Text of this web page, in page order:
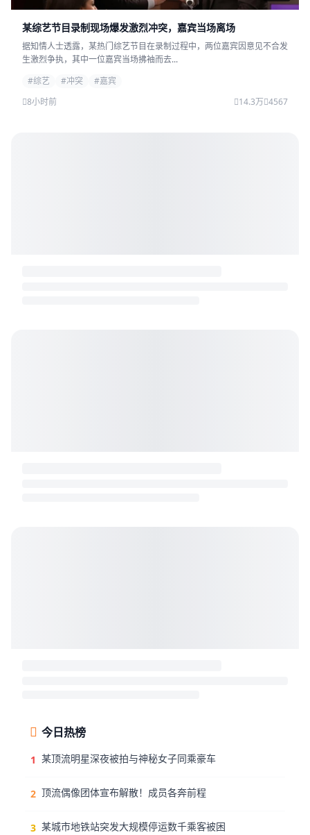
某综艺节目录制现场爆发激烈冲突，嘉宾当场离场
据知情人士透露，某热门综艺节目在录制过程中，两位嘉宾因意见不合发
生激烈争执，其中一位嘉宾当场拂袖而去...
#综艺
#冲突
#嘉宾
8小时前
14.3万 4567
今日热榜
1 某顶流明星深夜被拍与神秘女子同乘豪车
2 顶流偶像团体宣布解散！成员各奔前程
3 某城市地铁站突发大规模停运数千乘客被困